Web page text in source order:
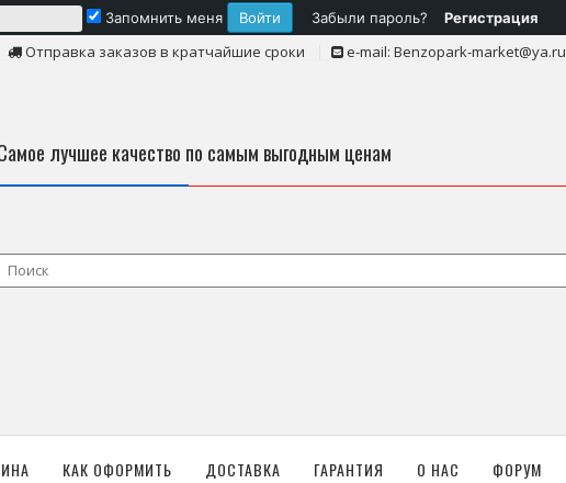
Запомнить меня Забыли пароль? Регистрация
Отправка заказов в кратчайшие сроки e-mail: Benzopark-market@ya.ru
лучшее качество по самым выгодным ценам
КАК ОФОРМИТЬ ДОСТАВКА ГАРАНТИЯ О НАС ФОРУМ